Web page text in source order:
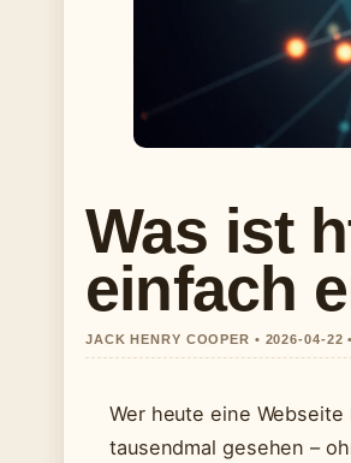
Was ist
einfach
JACK HENRY COOPER • 2026-04-22
Wer heute eine
tausendmal gesehen –